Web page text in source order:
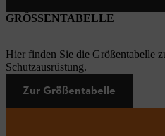
GRÖSSENTABELLE
Hier finden Sie die Größentabelle
Schutzausrüstung.
Zur Größentabelle